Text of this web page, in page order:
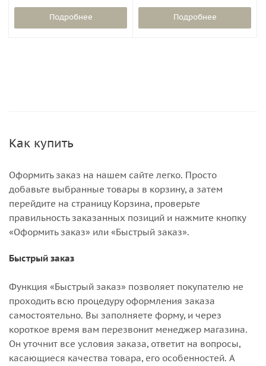
Подробнее Подробнее
Как купить
Оформить заказ на нашем сайте легко. Просто
добавьте выбранные товары в корзину, а затем
перейдите на страницу Корзина, проверьте
правильность заказанных позиций и нажмите кнопку
«Оформить заказ» или «Быстрый заказ».
Быстрый заказ
Функция «Быстрый заказ» позволяет покупателю не
проходить всю процедуру оформления заказа
самостоятельно. Вы заполняете форму, и через
короткое время вам перезвонит менеджер магазина.
Он уточнит все условия заказа, ответит на вопросы,
касающиеся качества товара, его особенностей. А